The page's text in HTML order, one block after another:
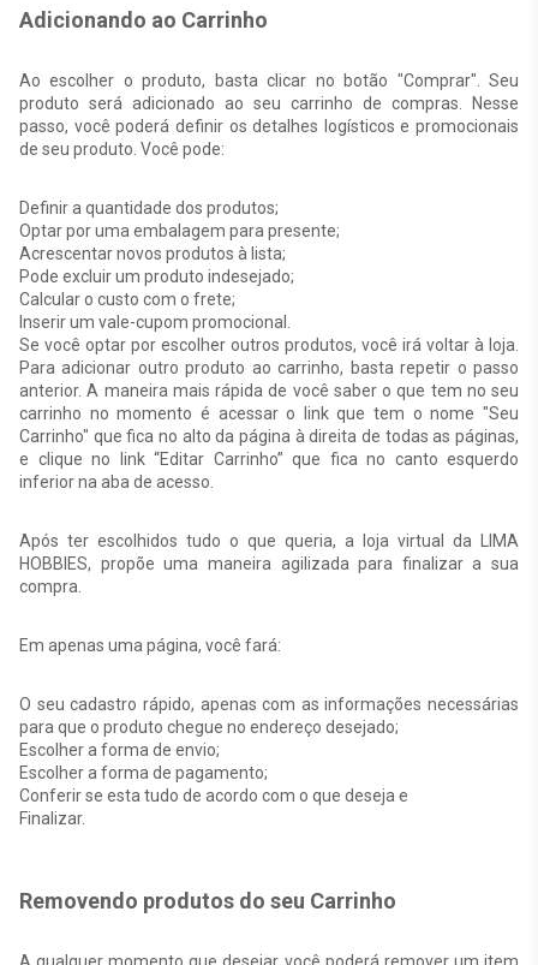
Adicionando ao Carrinho
Ao escolher o produto, basta clicar no botão "Comprar". Seu
produto será adicionado ao seu carrinho de compras. Nesse
passo, você poderá definir os detalhes logísticos e promocionais
de seu produto. Você pode:
Definir a quantidade dos produtos;
Optar por uma embalagem para presente;
Acrescentar novos produtos à lista;
Pode excluir um produto indesejado;
Calcular o custo com o frete;
Inserir um vale-cupom promocional.
Se você optar por escolher outros produtos, você irá voltar à loja.
Para adicionar outro produto ao carrinho, basta repetir o passo
anterior. A maneira mais rápida de você saber o que tem no seu
carrinho no momento é acessar o link que tem o nome "Seu
Carrinho" que fica no alto da página à direita de todas as páginas,
e clique no link “Editar Carrinho” que fica no canto esquerdo
inferior na aba de acesso.
Após ter escolhidos tudo o que queria, a loja virtual da LIMA
HOBBIES, propõe uma maneira agilizada para finalizar a sua
compra.
Em apenas uma página, você fará:
O seu cadastro rápido, apenas com as informações necessárias
para que o produto chegue no endereço desejado;
Escolher a forma de envio;
Escolher a forma de pagamento;
Conferir se esta tudo de acordo com o que deseja e
Finalizar.
Removendo produtos do seu Carrinho